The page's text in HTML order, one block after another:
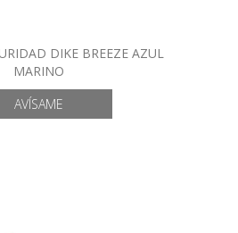
DIKE BREEZE AZUL
MARINO